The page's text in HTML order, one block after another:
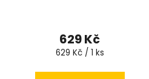
629 Kč
Měrná
629 Kč / 1 ks